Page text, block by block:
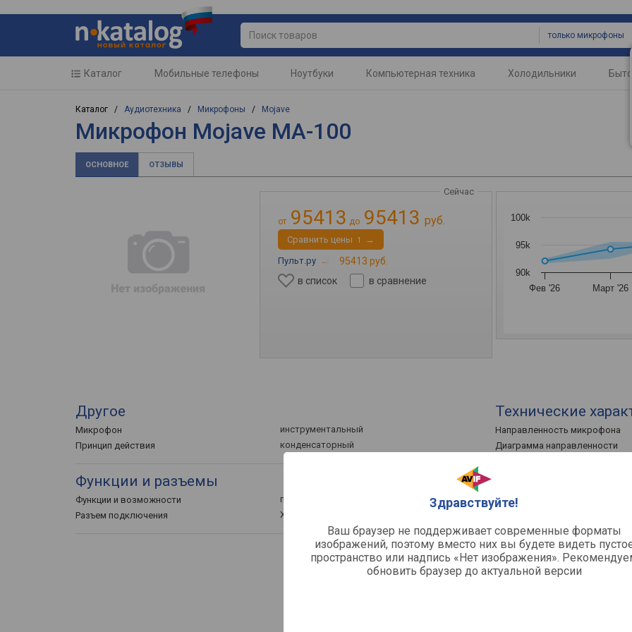
только микрофоны
Здравствуйте!
Ваш браузер не поддерживает современные форматы
изображений, поэтому вместо них вы будете видеть
пространство или надпись «Нет изображения».
обновить браузер до актуальной версии
Каталог Мобильные телефоны Ноутбуки Компьютерная техника Холодильники
Каталог / Аудиотехника / Микрофоны / Mojave
Микрофон Mojave MA-100
ОСНОВНОЕ ОТЗЫВЫ
от 95413 до 95413 руб.
Сейчас
Cравнить цены 1
→
Пульт.ру →
95413 руб.
в список
в сравнение
Фев '26 Март '26
90k
95k
100k
Другое
Микрофон
инструментальный
Принцип действия
конденсаторный
Функции и разъемы
Функции и возможности
переключение ДН
Разъем подключения
XLR
Технические
Направленность микрофона
Диаграмма направленности
Звуковое давление
Общее
Источник питания
Материал корпуса